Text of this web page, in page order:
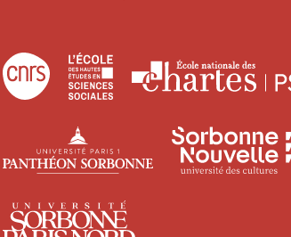
Centre
national
la
recherche
scientifique
École
des
études
en
sciences
sociales
Université
Paris